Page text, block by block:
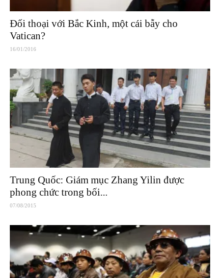
Đối thoại với Bắc Kinh, một cái bẫy cho
Vatican?
16/01/2016
Trung Quốc: Giám mục Zhang Yilin được
phong chức trong bối...
07/08/2015